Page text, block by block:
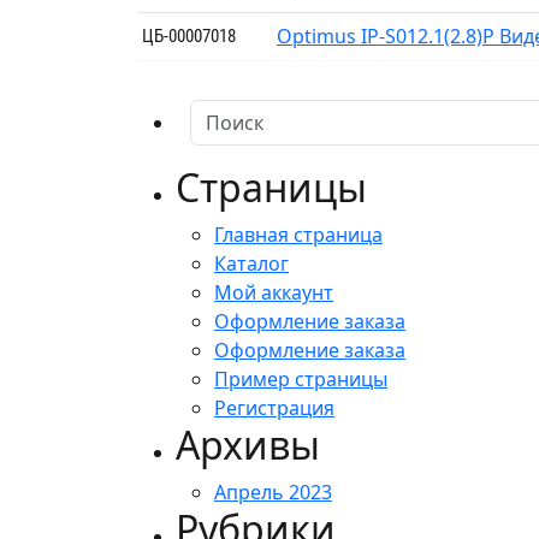
ЦБ-00007018 Optimus IP-S012.1(2.8)P
Страницы
Главная страница
Каталог
Мой аккаунт
Оформление заказа
Оформление заказа
Пример страницы
Регистрация
Архивы
Апрель 2023
Рубрики